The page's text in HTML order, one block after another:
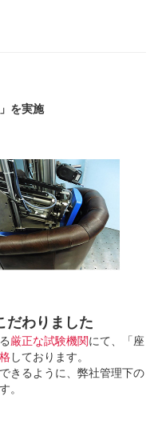
を実施
だわりました
厳正な試験機関にて、「座
しております。
きるように、弊社管理下の
。